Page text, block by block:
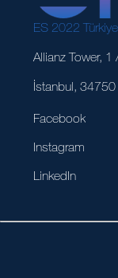
ES 2022
Allianz Tower,
İstanbul, 34750
Facebook
Instagram
LinkedIn